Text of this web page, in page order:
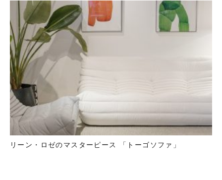
リーン・ロゼのマスターピース 「トーゴソファ」